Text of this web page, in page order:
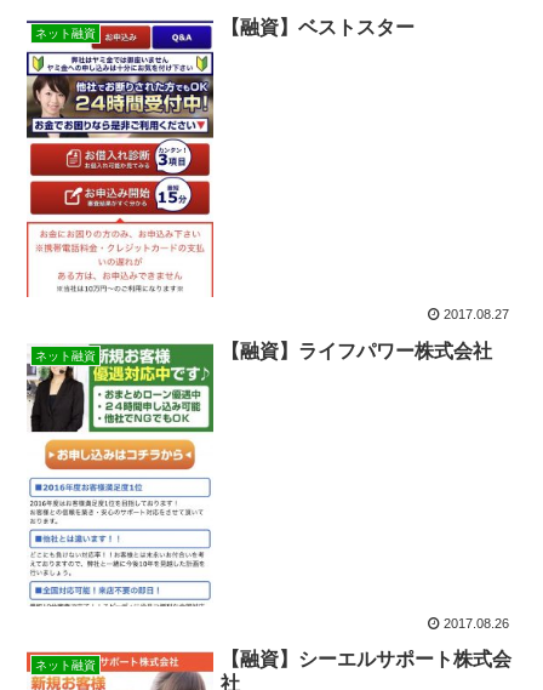
ネット融資 【融資】ベストスター
2017.08.27
ネット融資 【融資】ライフパワー株式会社
2017.08.26
ネット融資
【融資】シーエルサポート株式会
社